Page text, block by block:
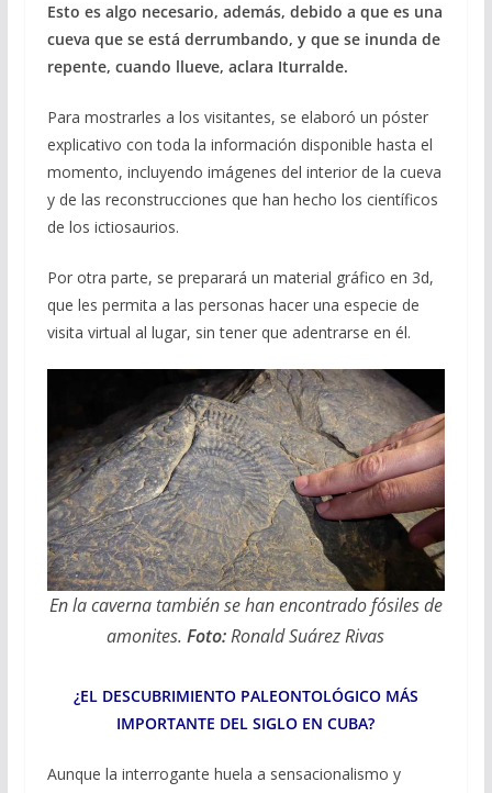
Esto es algo necesario, además, debido a que es una
cueva que se está derrumbando, y que se inunda de
repente, cuando llueve, aclara Iturralde.
Para mostrarles a los visitantes, se elaboró un póster
explicativo con toda la información disponible hasta el
momento, incluyendo imágenes del interior de la cueva
y de las reconstrucciones que han hecho los científicos
de los ictiosaurios.
Por otra parte, se preparará un material gráfico en 3d,
que les permita a las personas hacer una especie de
visita virtual al lugar, sin tener que adentrarse en él.
En la caverna también se han encontrado fósiles de
amonites.Foto:Ronald Suárez Rivas
¿EL DESCUBRIMIENTO PALEONTOLÓGICO MÁS
IMPORTANTE DEL SIGLO EN CUBA?
Aunque la interrogante huela a sensacionalismo y